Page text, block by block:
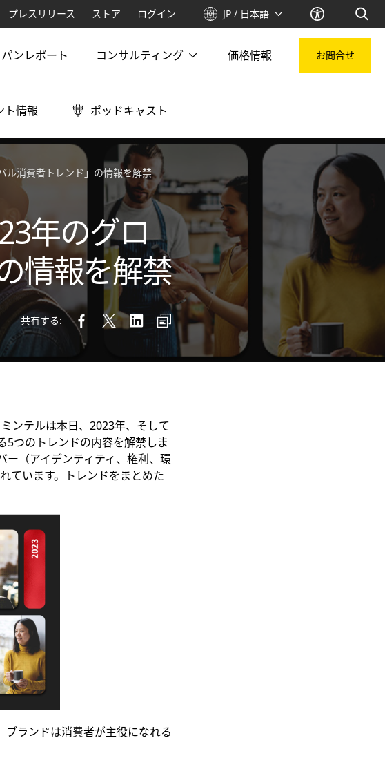
プレスリリース ストア ログイン JP / 日本語
ンレポート コンサルティング 価格情報 お問合せ
ト情報 ポッドキャスト
ル消費者トレンド」の情報を解禁
年のグロ
情報を解禁
共有する:
ンテルは本日、2023年、そして
5つのトレンドの内容を解禁しま
ー（アイデンティティ、権利、環
ています。トレンドをまとめた
ランドは消費者が主役になれる